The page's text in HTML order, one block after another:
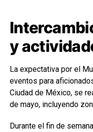
y
La expectativa por el
eventos para
Ciudad de México, se
de mayo, incluyendo
Durante el fin de